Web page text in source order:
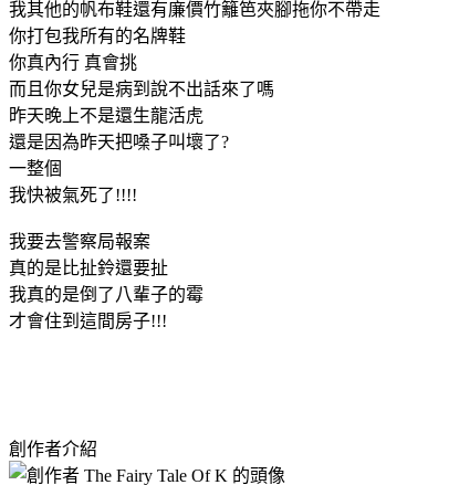
我其他的帆布鞋還有廉價竹籬笆夾腳拖你不帶走
你打包我所有的名牌鞋
你真內行 真會挑
而且你女兒是病到說不出話來了嗎
昨天晚上不是還生龍活虎
還是因為昨天把嗓子叫壞了?
一整個
我快被氣死了!!!!
我要去警察局報案
真的是比扯鈴還要扯
我真的是倒了八輩子的霉
才會住到這間房子!!!
創作者介紹